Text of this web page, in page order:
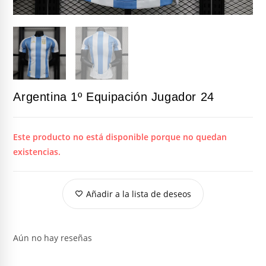
Argentina 1º Equipación Jugador 24
Este producto no está disponible porque no quedan
existencias.
Añadir a la lista de deseos
Aún no hay reseñas